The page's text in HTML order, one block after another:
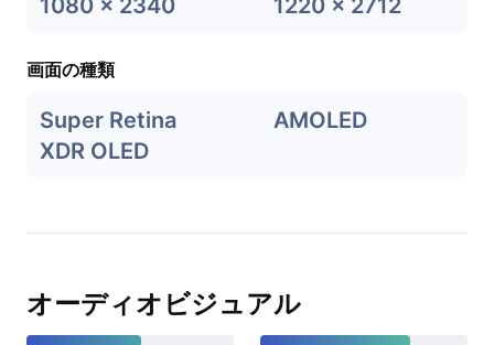
1080 x 2340 1220 x 2712
画面の種類
Super Retina
XDR OLED
AMOLED
オーディオビジュアル